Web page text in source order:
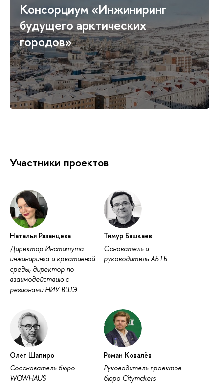
Консорциум «Инжиниринг
будущего арктических
городов»
Участники проектов
Наталья Рязанцева
Директор Института
инжиниринга и креативной
среды, директор по
взаимодействию с
регионами НИУ ВШЭ
Тимур Башкаев
Основатель и
руководитель АБТБ
Олег Шапиро
Сооснователь бюро
WOWHAUS
Роман Ковалёв
Руководитель проектов
бюро Citymakers